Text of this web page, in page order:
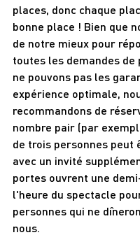
places, donc chaque
bonne place ! Bien que
de notre mieux pour
toutes les demandes de
ne pouvons pas les
expérience optimale,
recommandons de
nombre pair (par
de trois personnes peut
avec un invité
portes ouvrent une
l'heure du spectacle
personnes qui ne
nous.